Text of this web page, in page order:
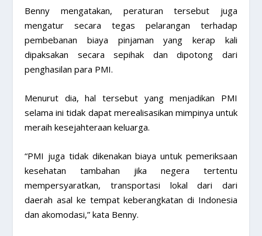
Benny mengatakan, peraturan tersebut juga
mengatur secara tegas pelarangan terhadap
pembebanan biaya pinjaman yang kerap kali
dipaksakan secara sepihak dan dipotong dari
penghasilan para PMI.
Menurut dia, hal tersebut yang menjadikan PMI
selama ini tidak dapat merealisasikan mimpinya untuk
meraih kesejahteraan keluarga.
“PMI juga tidak dikenakan biaya untuk pemeriksaan
kesehatan tambahan jika negera tertentu
mempersyaratkan, transportasi lokal dari dari
daerah asal ke tempat keberangkatan di Indonesia
dan akomodasi,” kata Benny.